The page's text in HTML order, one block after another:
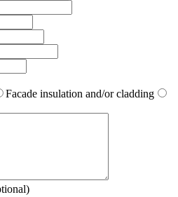
Facade insulation and/or cladding